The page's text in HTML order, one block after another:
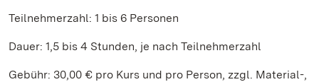
Teilnehmerzahl: 1 bis 6 Personen
Dauer: 1,5 bis 4 Stunden, je nach Teilnehmerzahl
Gebühr: 30,00 € pro Kurs und pro Person, zzgl. Material-,